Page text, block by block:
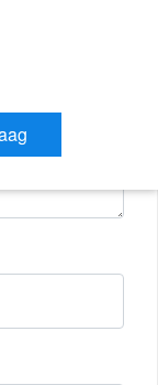
met de